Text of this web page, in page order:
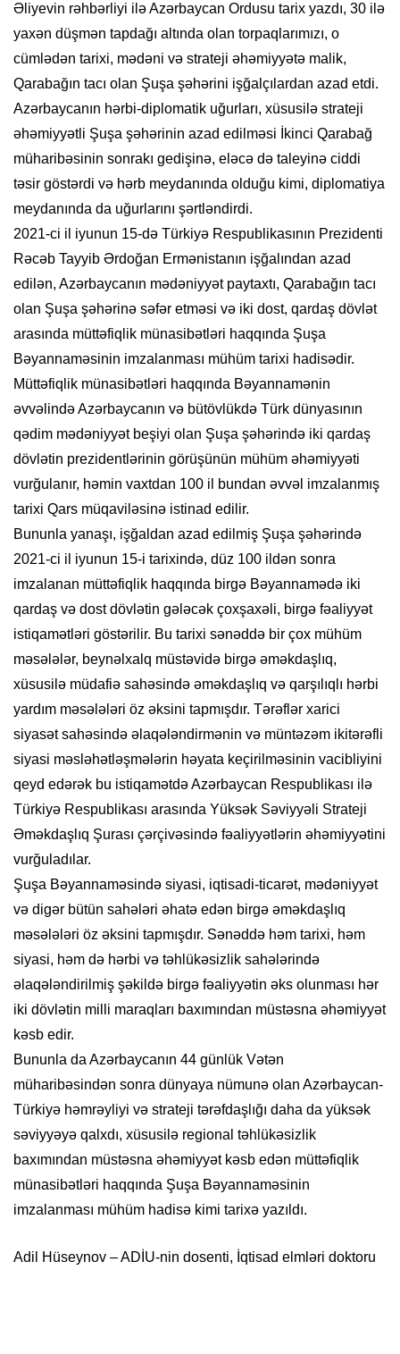
Əliyevin rəhbərliyi ilə Azərbaycan Ordusu tarix yazdı, 30 ilə
yaxən düşmən tapdağı altında olan torpaqlarımızı, o
cümlədən tarixi, mədəni və strateji əhəmiyyətə malik,
Qarabağın tacı olan Şuşa şəhərini işğalçılardan azad etdi.
Azərbaycanın hərbi-diplomatik uğurları, xüsusilə strateji
əhəmiyyətli Şuşa şəhərinin azad edilməsi İkinci Qarabağ
müharibəsinin sonrakı gedişinə, eləcə də taleyinə ciddi
təsir göstərdi və hərb meydanında olduğu kimi, diplomatiya
meydanında da uğurlarını şərtləndirdi.
2021-ci il iyunun 15-də Türkiyə Respublikasının Prezidenti
Rəcəb Tayyib Ərdoğan Ermənistanın işğalından azad
edilən, Azərbaycanın mədəniyyət paytaxtı, Qarabağın tacı
olan Şuşa şəhərinə səfər etməsi və iki dost, qardaş dövlət
arasında müttəfiqlik münasibətləri haqqında Şuşa
Bəyannaməsinin imzalanması mühüm tarixi hadisədir.
Müttəfiqlik münasibətləri haqqında Bəyannamənin
əvvəlində Azərbaycanın və bütövlükdə Türk dünyasının
qədim mədəniyyət beşiyi olan Şuşa şəhərində iki qardaş
dövlətin prezidentlərinin görüşünün mühüm əhəmiyyəti
vurğulanır, həmin vaxtdan 100 il bundan əvvəl imzalanmış
tarixi Qars müqaviləsinə istinad edilir.
Bununla yanaşı, işğaldan azad edilmiş Şuşa şəhərində
2021-ci il iyunun 15-i tarixində, düz 100 ildən sonra
imzalanan müttəfiqlik haqqında birgə Bəyannamədə iki
qardaş və dost dövlətin gələcək çoxşaxəli, birgə fəaliyyət
istiqamətləri göstərilir. Bu tarixi sənəddə bir çox mühüm
məsələlər, beynəlxalq müstəvidə birgə əməkdaşlıq,
xüsusilə müdafiə sahəsində əməkdaşlıq və qarşılıqlı hərbi
yardım məsələləri öz əksini tapmışdır. Tərəflər xarici
siyasət sahəsində əlaqələndirmənin və müntəzəm ikitərəfli
siyasi məsləhətləşmələrin həyata keçirilməsinin vacibliyini
qeyd edərək bu istiqamətdə Azərbaycan Respublikası ilə
Türkiyə Respublikası arasında Yüksək Səviyyəli Strateji
Əməkdaşlıq Şurası çərçivəsində fəaliyyətlərin əhəmiyyətini
vurğuladılar.
Şuşa Bəyannaməsində siyasi, iqtisadi-ticarət, mədəniyyət
və digər bütün sahələri əhatə edən birgə əməkdaşlıq
məsələləri öz əksini tapmışdır. Sənəddə həm tarixi, həm
siyasi, həm də hərbi və təhlükəsizlik sahələrində
əlaqələndirilmiş şəkildə birgə fəaliyyətin əks olunması hər
iki dövlətin milli maraqları baxımından müstəsna əhəmiyyət
kəsb edir.
Bununla da Azərbaycanın 44 günlük Vətən
müharibəsindən sonra dünyaya nümunə olan Azərbaycan-
Türkiyə həmrəyliyi və strateji tərəfdaşlığı daha da yüksək
səviyyəyə qalxdı, xüsusilə regional təhlükəsizlik
baxımından müstəsna əhəmiyyət kəsb edən müttəfiqlik
münasibətləri haqqında Şuşa Bəyannaməsinin
imzalanması mühüm hadisə kimi tarixə yazıldı.
Adil Hüseynov – ADİU-nin dosenti, İqtisad elmləri doktoru